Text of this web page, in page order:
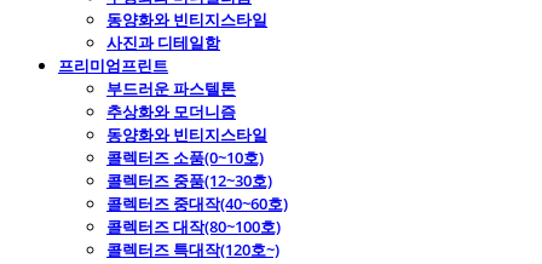
동양화와 빈티지스타일
사진과 디테일함
프리미엄프린트
부드러운 파스텔톤
추상화와 모더니즘
동양화와 빈티지스타일
콜렉터즈 소품(0~10호)
콜렉터즈 중품(12~30호)
콜렉터즈 중대작(40~60호)
콜렉터즈 대작(80~100호)
콜렉터즈 특대작(120호~)